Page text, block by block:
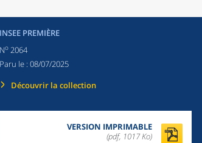
INSEE PREMIÈRE
No 2064
Paru le : 08/07/2025
Découvrir la collection
VERSION IMPRIMABLE
(pdf, 1017 Ko)